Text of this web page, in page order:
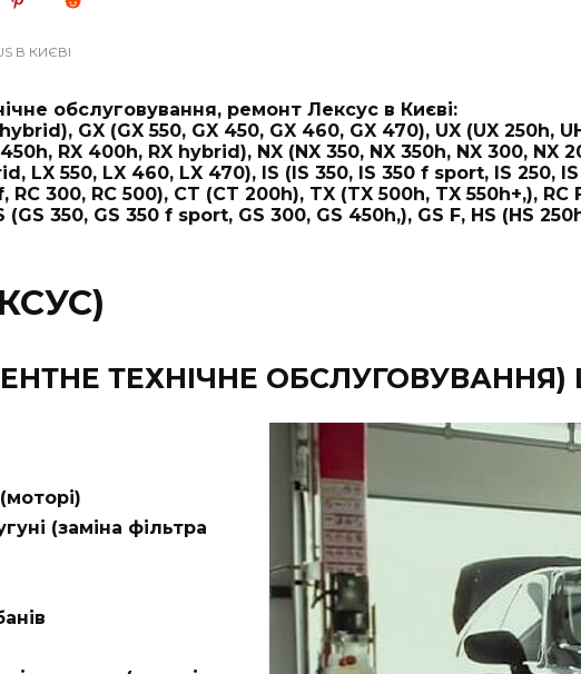
В КИЄВІ
обслуговування, ремонт Лексус в Києві:
GX (GX 550, GX 450, GX 460, GX 470), UX (UX 250h,
RX 400h, RX hybrid), NX (NX 350, NX 350h, NX 300, NX
LX 550, LX 460, LX 470), IS (IS 350, IS 350 f sport, IS 250,
RC 300, RC 500), CT (CT 200h), TX (TX 500h, TX 550h+,), RC
350, GS 350 f sport, GS 300, GS 450h,), GS F, HS (HS
ТЕХНІЧНЕ ОБСЛУГОВУВАННЯ)
(заміна фільтра